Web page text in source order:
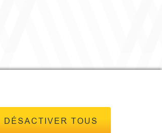
DÉSACTIVER TOUS